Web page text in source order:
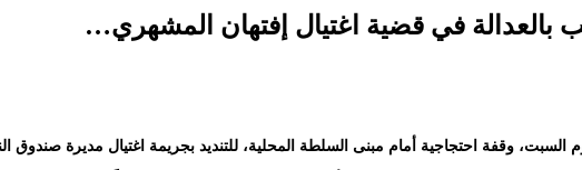
بالعدالة في قضية اغتيال إفتهان المشهري…
وقفة احتجاجية أمام مبنى السلطة المحلية، للتنديد بجريمة اغتيال مديرة صندوق